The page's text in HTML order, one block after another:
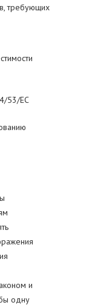
требующих
53/ЕС
и
одну